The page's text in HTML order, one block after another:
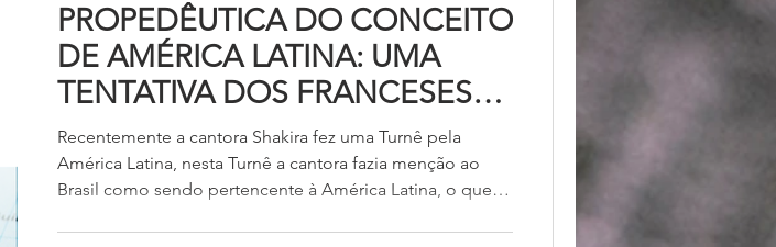
PROPEDÊUTICA DO CONCEITO
DE AMÉRICA LATINA: UMA
TENTATIVA DOS FRANCESES
DE EXERCER HEGEMONIA NA
REGIÃO
Recentemente a cantora Shakira fez uma Turnê pela
América Latina, nesta Turnê a cantora fazia menção ao
Brasil como sendo pertencente à América Latina, o que